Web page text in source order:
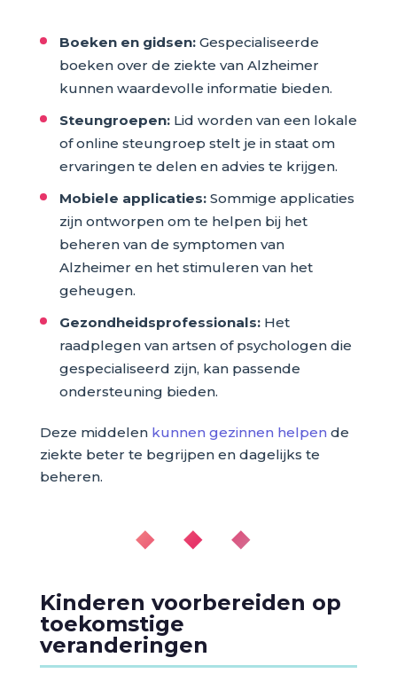
Boeken en gidsen:Gespecialiseerde
boeken over de ziekte van Alzheimer
kunnen waardevolle informatie bieden.
Steungroepen:Lid worden van een lokale
of online steungroep stelt je in staat om
ervaringen te delen en advies te krijgen.
Mobiele applicaties:Sommige applicaties
zijn ontworpen om te helpen bij het
beheren van de symptomen van
Alzheimer en het stimuleren van het
geheugen.
Gezondheidsprofessionals:Het
raadplegen van artsen of psychologen die
gespecialiseerd zijn, kan passende
ondersteuning bieden.
Deze middelen kunnen gezinnen helpen de
ziekte beter te begrijpen en dagelijks te
beheren.
◆ ◆ ◆
Kinderen voorbereiden op
toekomstige
veranderingen